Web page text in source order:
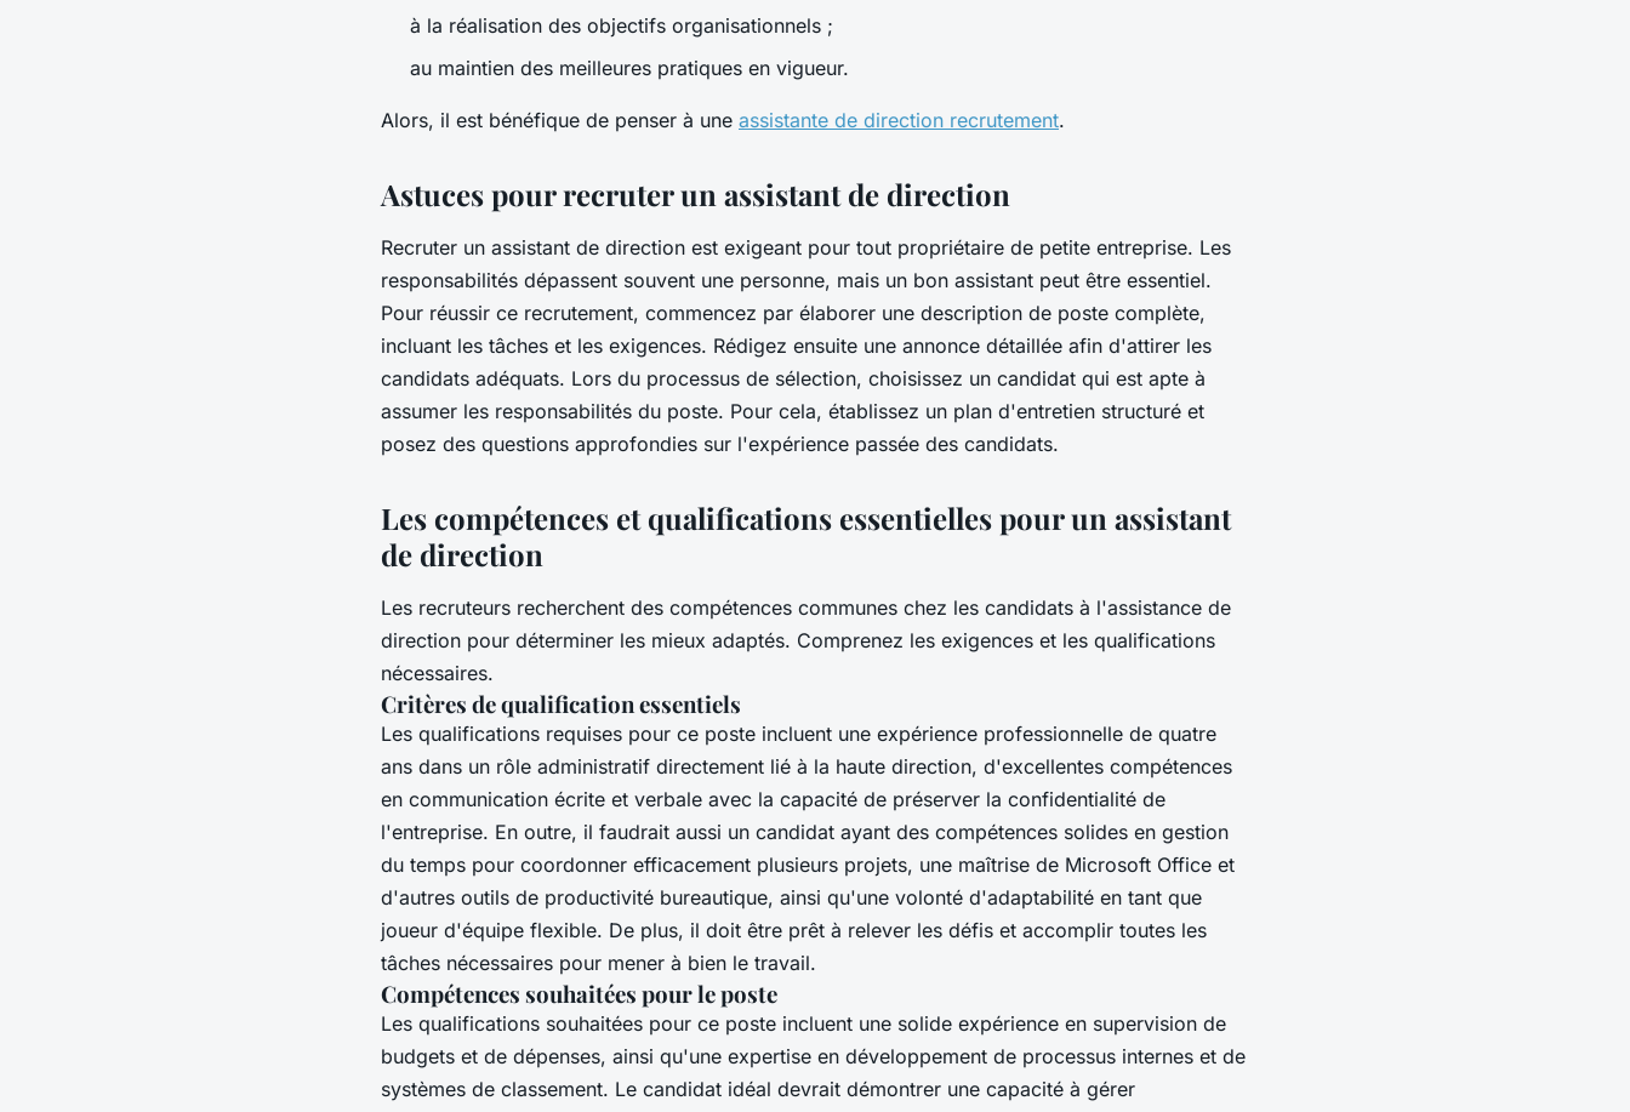
à la réalisation des objectifs organisationnels ;
au maintien des meilleures pratiques en vigueur.
Alors, il est bénéfique de penser à une assistante de direction recrutement.
Astuces pour recruter un assistant de direction
Recruter un assistant de direction est exigeant pour tout propriétaire de petite entreprise. Les
responsabilités dépassent souvent une personne, mais un bon assistant peut être essentiel.
Pour réussir ce recrutement, commencez par élaborer une description de poste complète,
incluant les tâches et les exigences. Rédigez ensuite une annonce détaillée afin d'attirer les
candidats adéquats. Lors du processus de sélection, choisissez un candidat qui est apte à
assumer les responsabilités du poste. Pour cela, établissez un plan d'entretien structuré et
posez des questions approfondies sur l'expérience passée des candidats.
Les compétences et qualifications essentielles pour un assistant
de direction
Les recruteurs recherchent des compétences communes chez les candidats à l'assistance de
direction pour déterminer les mieux adaptés. Comprenez les exigences et les qualifications
nécessaires.
Critères de qualification essentiels
Les qualifications requises pour ce poste incluent une expérience professionnelle de quatre
ans dans un rôle administratif directement lié à la haute direction, d'excellentes compétences
en communication écrite et verbale avec la capacité de préserver la confidentialité de
l'entreprise. En outre, il faudrait aussi un candidat ayant des compétences solides en gestion
du temps pour coordonner efficacement plusieurs projets, une maîtrise de Microsoft Office et
d'autres outils de productivité bureautique, ainsi qu'une volonté d'adaptabilité en tant que
joueur d'équipe flexible. De plus, il doit être prêt à relever les défis et accomplir toutes les
tâches nécessaires pour mener à bien le travail.
Compétences souhaitées pour le poste
Les qualifications souhaitées pour ce poste incluent une solide expérience en supervision de
budgets et de dépenses, ainsi qu'une expertise en développement de processus internes et de
systèmes de classement. Le candidat idéal devrait démontrer une capacité à gérer